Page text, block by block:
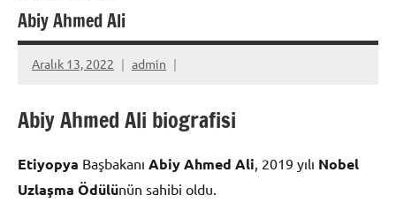
Abiy Ahmed Ali
Aralık 13, 2022 admin
Abiy Ahmed Ali biografisi
Etiyopya Başbakanı Abiy Ahmed Ali , 2019 yılı Nobel
Uzlaşma Ödülünün sahibi oldu.